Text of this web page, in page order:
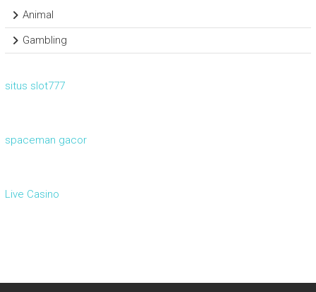
Animal
Gambling
situs slot777
spaceman gacor
Live Casino